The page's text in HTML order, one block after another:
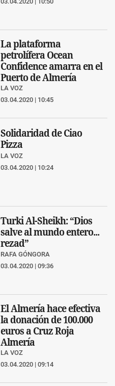
La plataforma
petrolífera Ocean
Confidence amarra en el
Puerto de Almería
LA VOZ
03.04.2020 | 10:45
Solidaridad de Ciao
Pizza
LA VOZ
03.04.2020 | 10:24
Turki Al-Sheikh: “Dios
salve al mundo entero...
rezad”
RAFA GÓNGORA
03.04.2020 | 09:36
El Almería hace efectiva
la donación de 100.000
euros a Cruz Roja
Almería
LA VOZ
03.04.2020 | 09:14